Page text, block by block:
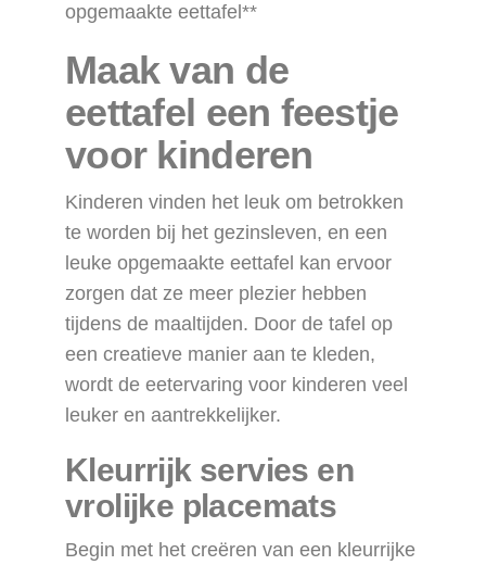
opgemaakte eettafel**
Maak van de
eettafel een feestje
voor kinderen
Kinderen vinden het leuk om betrokken
te worden bij het gezinsleven, en een
leuke opgemaakte eettafel kan ervoor
zorgen dat ze meer plezier hebben
tijdens de maaltijden. Door de tafel op
een creatieve manier aan te kleden,
wordt de eetervaring voor kinderen veel
leuker en aantrekkelijker.
Kleurrijk servies en
vrolijke placemats
Begin met het creëren van een kleurrijke